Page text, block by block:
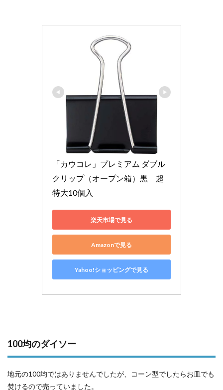
「カウコレ」プレミアム ダブル
クリップ（オープン箱）黒　超
特大10個入
楽天市場で見る
Amazonで見る
Yahoo!ショッピングで見る
100均のダイソー
地元の100均ではありませんでしたが、コーン型でしたらお皿でも
焚けるので売っていました。